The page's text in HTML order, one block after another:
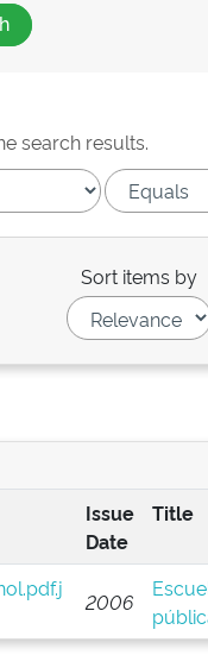
search results.
Sort items by
Issue
Date
Title
2006